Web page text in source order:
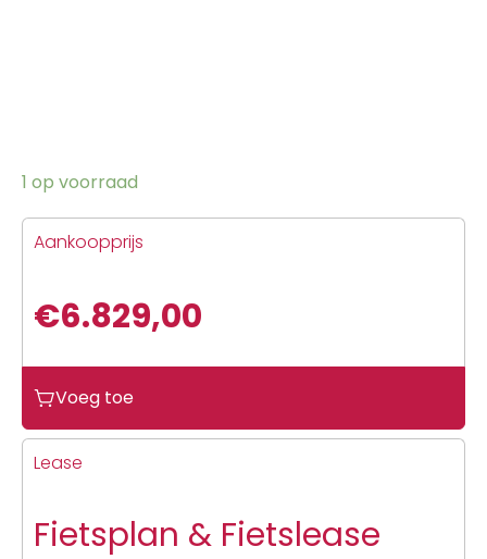
1 op voorraad
Aankoopprijs
€6.829,00
Voeg toe
Lease
Fietsplan & Fietslease